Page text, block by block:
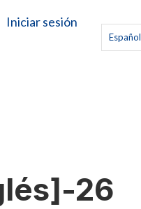
Iniciar sesión
Español
26